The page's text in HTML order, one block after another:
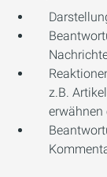
z.B.
erwähnen